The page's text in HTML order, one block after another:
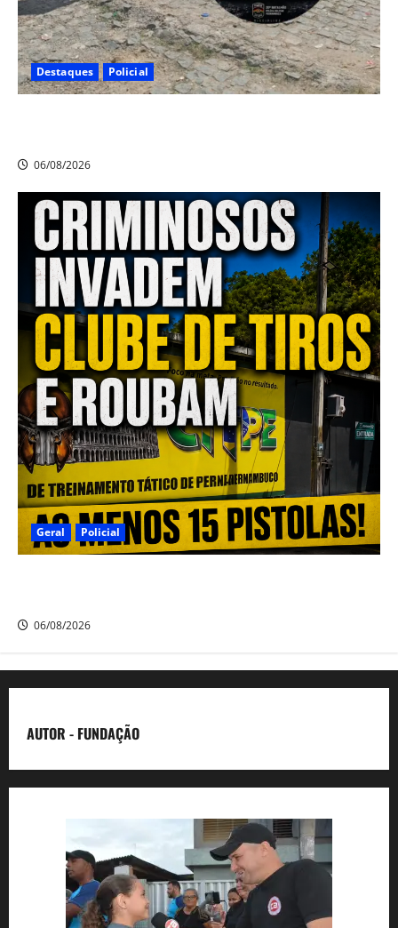
Destaques Policial
06/08/2026
Geral Policial
06/08/2026
AUTOR - FUNDAÇÃO